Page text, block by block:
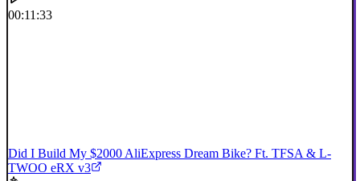
00:11:33
Did I Build My $2000 AliExpress Dream Bike? Ft. TFSA & L-
TWOO eRX v3